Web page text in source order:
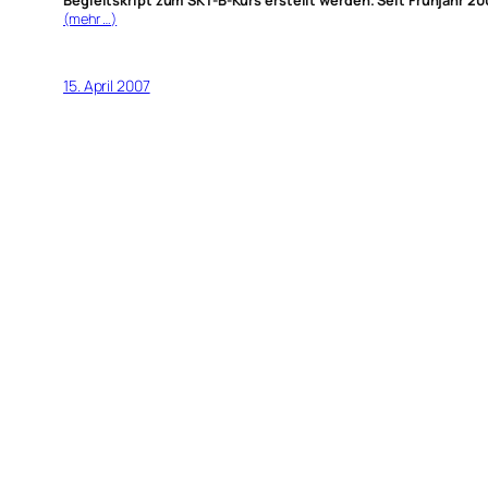
(mehr …)
15. April 2007